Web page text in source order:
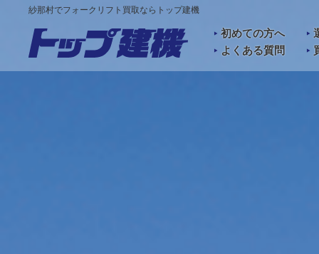
紗那村でフォークリフト買取ならトップ建機
初めての方へ
よくある質問